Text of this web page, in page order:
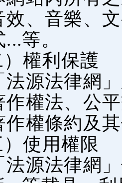
效、音樂、
...等。
）權利保護
法源法律網
作權法、公
作權條約及
）使用權限
法源法律網